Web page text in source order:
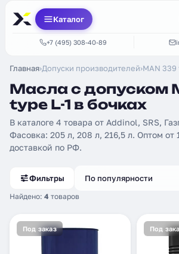
Каталог
+7 (495) 308-40-89
Главная›Допуски производителей›MAN 339
Масла с допуском
type L-1 в бочках
В каталоге 4 товара от Addinol, SRS,
Фасовка: 205 л, 208 л, 216,5 л. Оптом от
доставкой по РФ.
Фильтры
Найдено: 4 товаров
По популярности
Под заказ Под